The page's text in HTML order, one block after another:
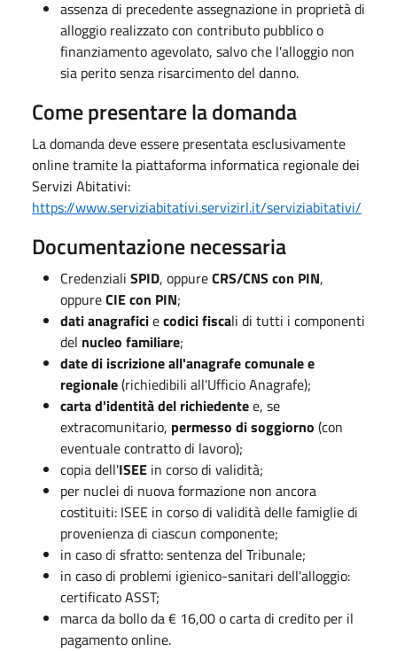
assenza di precedente assegnazione in proprietà di
alloggio realizzato con contributo pubblico o
finanziamento agevolato, salvo che l'alloggio non
sia perito senza risarcimento del danno.
Come presentare la domanda
La domanda deve essere presentata esclusivamente
online tramite la piattaforma informatica regionale dei
Servizi Abitativi:
https://www.serviziabitativi.servizirl.it/serviziabitativi/
Documentazione necessaria
Credenziali SPID, oppureCRS/CNS con PIN,
oppureCIE con PIN;
dati anagraficiecodici fiscali di tutti i componenti
del nucleo familiare;
date di iscrizione all'anagrafe comunale e
regionale(richiedibili all'Ufficio Anagrafe);
carta d'identità del richiedentee, se
extracomunitario, permesso di soggiorno (con
eventuale contratto di lavoro);
copia dell'ISEE in corso di validità;
per nuclei di nuova formazione non ancora
costituiti: ISEE in corso di validità delle famiglie di
provenienza di ciascun componente;
in caso di sfratto: sentenza del Tribunale;
in caso di problemi igienico-sanitari dell'alloggio:
certificato ASST;
marca da bollo da € 16,00 o carta di credito per il
pagamento online.